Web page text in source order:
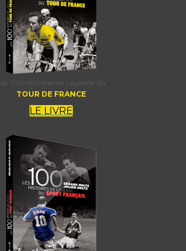
Les 100 Histoires de Légende du
TOUR DE FRANCE
LE LIVRE